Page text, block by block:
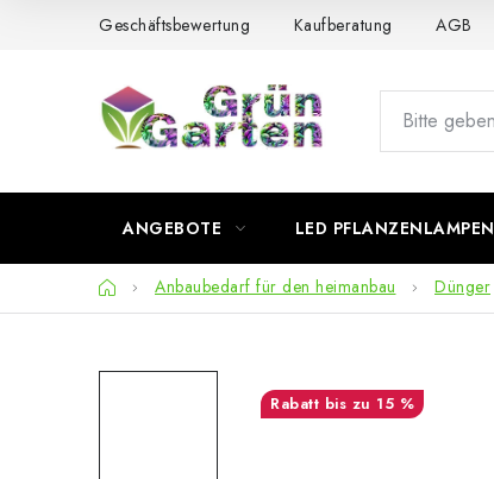
Geschäftsbewertung Kaufberatung AGB
ANGEBOTE LED PFLANZENLAMPEN
StartseiteAnbaubedarf für den heimanbau Dünger
bis zu 15 %